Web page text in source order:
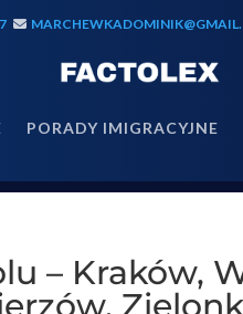
PORADY IMIGRACYJNE
– Kraków,